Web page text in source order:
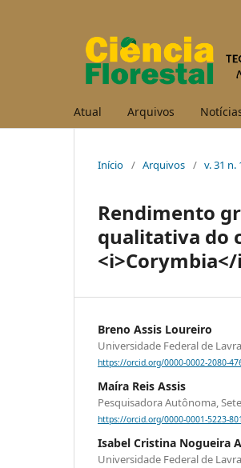
Atual Arquivos
Início / Arquivos / v. 31 n.
Rendimento
qualitativa do
Breno Assis Loureiro
Universidade Federal de
https://orcid.org/0000-0002-2080-
Maíra Reis Assis
Pesquisadora Autônoma,
https://orcid.org/0000-0001-5223-
Isabel Cristina Nogueira
Universidade Federal de